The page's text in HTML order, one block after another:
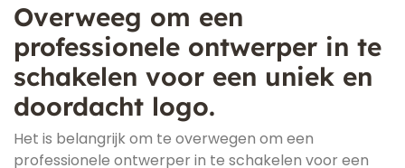
Overweeg om een
professionele ontwerper in te
schakelen voor een uniek en
doordacht logo.
Het is belangrijk om te overwegen om een
professionele ontwerper in te schakelen voor een